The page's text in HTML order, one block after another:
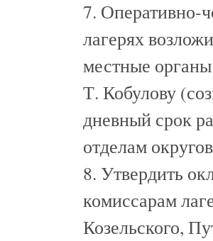
7. Оперативно-
лагерях
местные
Т. Кобулову
дневный срок
отделам
8. Утвердить
комиссарам
Козельского,